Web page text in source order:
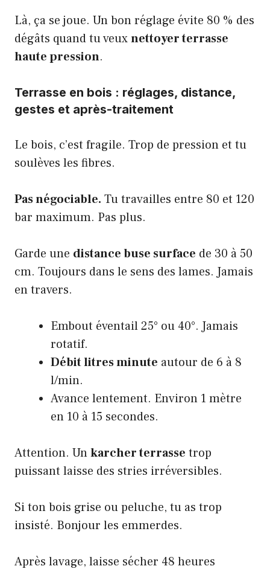
Là, ça se joue. Un bon réglage évite 80 % des
dégâts quand tu veuxnettoyer terrasse
haute pression.
Terrasse en bois : réglages, distance,
gestes et après-traitement
Le bois, c’est fragile. Trop de pression et tu
soulèves les fibres.
Pas négociable. Tu travailles entre 80 et 120
bar maximum. Pas plus.
Garde une distance buse surface de 30 à 50
cm. Toujours dans le sens des lames. Jamais
en travers.
Embout éventail 25° ou 40°. Jamais
rotatif.
Débit litres minute autour de 6 à 8
l/min.
Avance lentement. Environ 1 mètre
en 10 à 15 secondes.
Attention. Unkarcher terrasse trop
puissant laisse des stries irréversibles.
Si ton bois grise ou peluche, tu as trop
insisté. Bonjour les emmerdes.
Après lavage, laisse sécher 48 heures